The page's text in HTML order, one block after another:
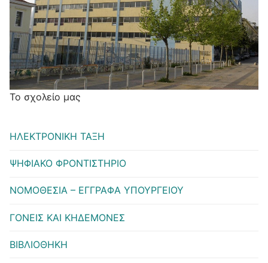
Το σχολείο μας
ΗΛΕΚΤΡΟΝΙΚΗ ΤΑΞΗ
ΨΗΦΙΑΚΟ ΦΡΟΝΤΙΣΤΗΡΙΟ
ΝΟΜΟΘΕΣΙΑ – ΕΓΓΡΑΦΑ ΥΠΟΥΡΓΕΙΟΥ
ΓΟΝΕΙΣ ΚΑΙ ΚΗΔΕΜΟΝΕΣ
ΒΙΒΛΙΟΘΗΚΗ